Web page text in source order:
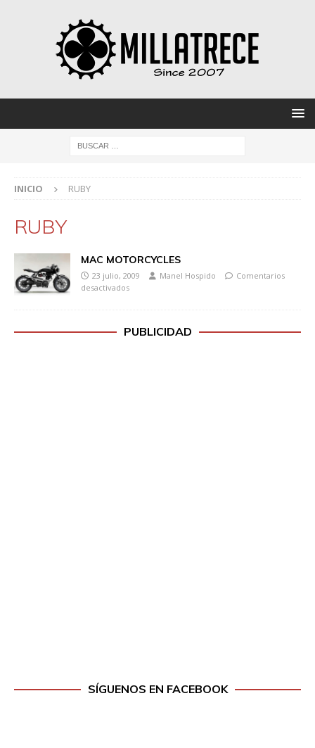
INICIO RUBY
RUBY
MAC MOTORCYCLES
23 julio, 2009 Manel Hospido
Comentarios
desactivados
PUBLICIDAD
SÍGUENOS EN FACEBOOK